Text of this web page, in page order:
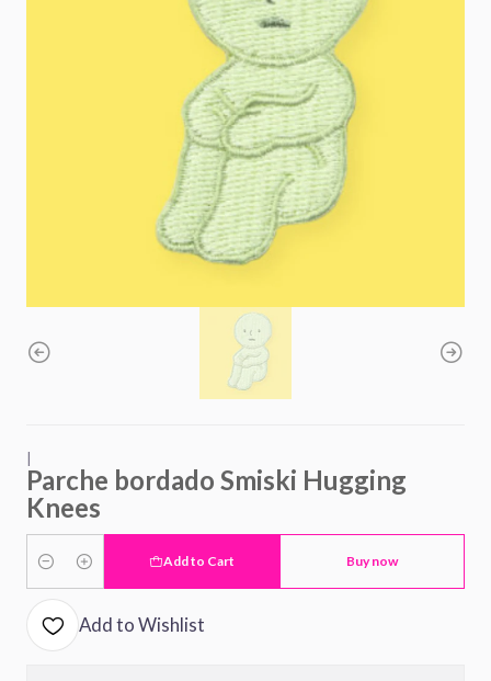
Parche bordado Smiski Hugging
Knees
Quantity
Add to Cart Buy now
Add to Wishlist